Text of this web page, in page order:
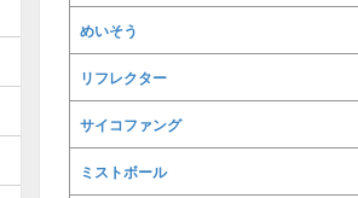
めいそう
リフレクター
サイコファング
ミストボール